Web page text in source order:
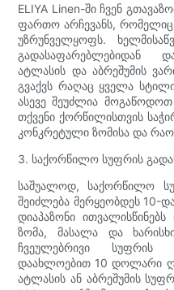
ELIYA Linen-ში ჩვენ
ფართო არჩევანს, რომელიც
უზრუნველყოფს.
გადასაფარებლებიდან
ატლასის და აბრეშუმის
გვაქვს რაღაც ყველა
ასევე შეუძლია მოგაწოდოთ
თქვენი ქორწილისთვის
კონკრეტული ზომისა და
3. საქორწილო სუფრის
საშუალოდ, საქორწილო
შეიძლება მერყეობდეს 10-
დიაპაზონი
ზომა, მასალა და
ჩვეულებრივი სუფრის
დაახლოებით 10 დოლარი
ატლასის ან აბრეშუმის